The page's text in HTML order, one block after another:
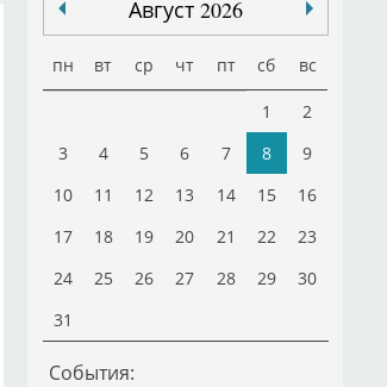
Август 2026
пн вт ср чт пт сб вс
1
2
3
4 5 6 7 8
9
10
11 12 13 14 15
16
17
18 19 20 21 22
23
24
25 26 27 28 29
30
31
События: